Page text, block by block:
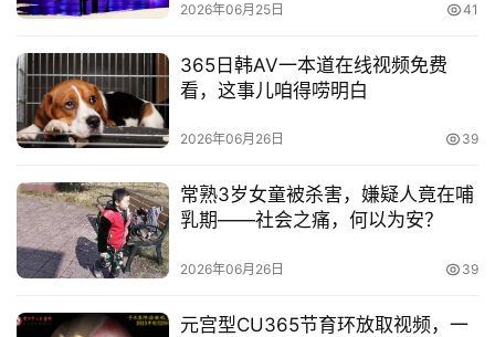
2026年06月25日 41
365日韩AV一本道在线视频免费
看，这事儿咱得唠明白
2026年06月26日 39
常熟3岁女童被杀害，嫌疑人竟在哺
乳期——社会之痛，何以为安？
2026年06月26日 39
元宫型CU365节育环放取视频，一